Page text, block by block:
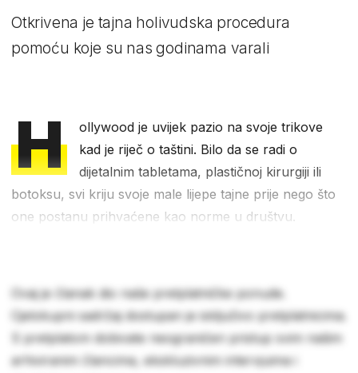
Otkrivena je tajna holivudska procedura
pomoću koje su nas godinama varali
H
ollywood je uvijek pazio na svoje trikove
kad je riječ o taštini. Bilo da se radi o
dijetalnim tabletama, plastičnoj kirurgiji ili
botoksu, svi kriju svoje male lijepe tajne prije nego što
one postanu prihvaćene kao norme u društvu.
Ovaj je članak dio naše pretplatničke ponude.
Cjelokupni sadržaj dostupan je isključivo pretplatnicima.
S pretplatom dobivate neograničen pristup svim našim
arhiviranim člancima, ekskluzivnim intervjuima i